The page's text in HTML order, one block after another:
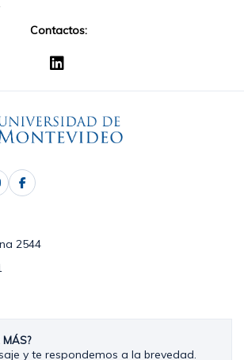
Contactos:
2544
MÁS?
y te respondemos a la brevedad.